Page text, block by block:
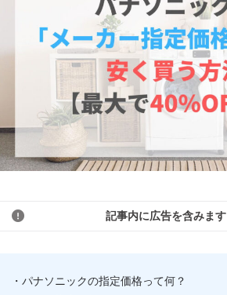
記事内に広告を含みます
・パナソニックの指定価格って何？